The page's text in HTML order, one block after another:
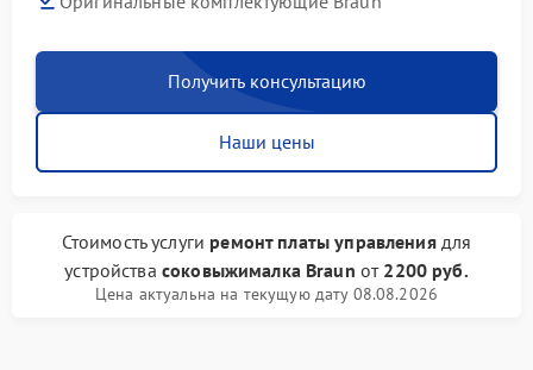
Получить консультацию
Наши цены
Стоимость услуги ремонт платы управлениядля
устройства соковыжималка Braun от 2200 руб.
Цена актуальна на текущую дату 08.08.2026